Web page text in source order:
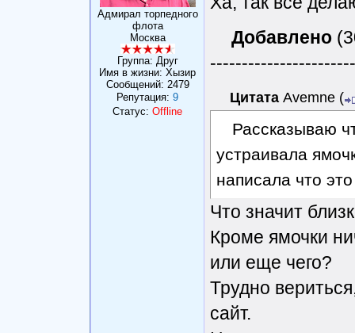
Адмирал торпедного
флота
Москва
Группа: Друг
Имя в жизни: Хызир
Сообщений: 2479
Репутация: 9
Статус: Offline
Добавлено
Цитата Avemne (
Рассказываю
устраивала
написала что
Что значит
Кроме ямочки
или еще чего?
Трудно
сайт.